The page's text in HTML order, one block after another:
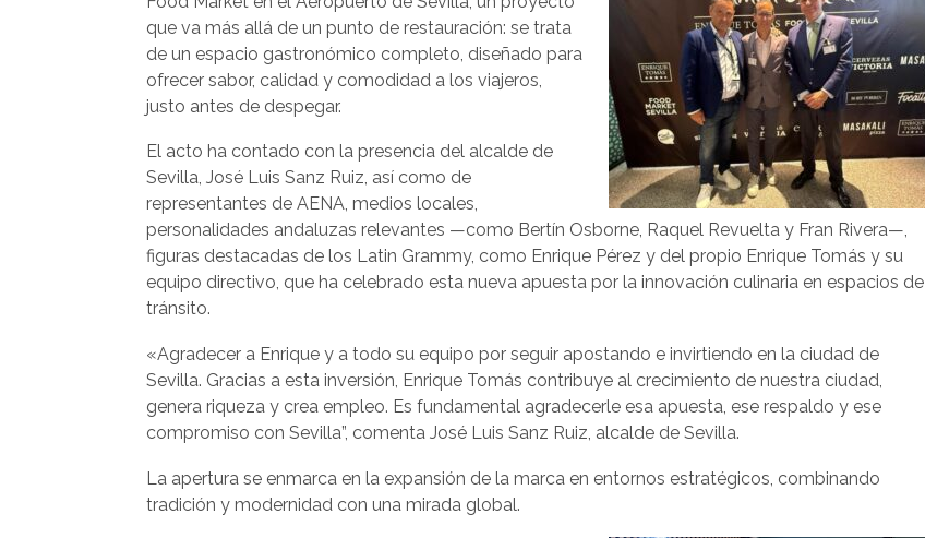
que va más allá de un punto de restauración: se trata
de un espacio gastronómico completo, diseñado para
ofrecer sabor, calidad y comodidad a los viajeros,
justo antes de despegar.
El acto ha contado con la presencia del alcalde de
Sevilla, José Luis Sanz Ruiz, así como de
representantes de AENA, medios locales,
personalidades andaluzas relevantes —como Bertín Osborne, Raquel Revuelta y Fran Rivera—,
figuras destacadas de los Latin Grammy, como Enrique Pérez y del propio Enrique Tomás y su
equipo directivo, que ha celebrado esta nueva apuesta por la innovación culinaria en espacios de
tránsito.
«Agradecer a Enrique y a todo su equipo por seguir apostando e invirtiendo en la ciudad de
Sevilla. Gracias a esta inversión, Enrique Tomás contribuye al crecimiento de nuestra ciudad,
genera riqueza y crea empleo. Es fundamental agradecerle esa apuesta, ese respaldo y ese
compromiso con Sevilla”, comenta José Luis Sanz Ruiz, alcalde de Sevilla.
La apertura se enmarca en la expansión de la marca en entornos estratégicos, combinando
tradición y modernidad con una mirada global.